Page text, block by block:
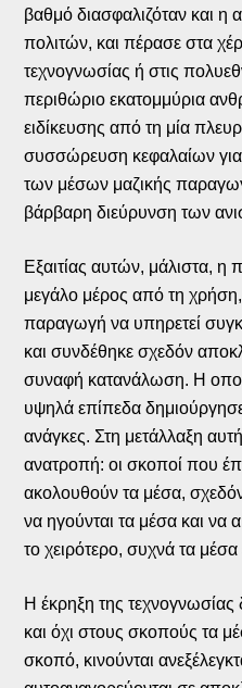
βαθμό διασφαλιζόταν και η
πολιτών, και πέρασε στα
τεχνογνωσίας ή στις
περιθώριο εκατομμύρια
ειδίκευσης από τη μία
συσσώρευση κεφαλαίων
των μέσων μαζικής
βάρβαρη διεύρυνση των
Εξαιτίας αυτών, μάλιστα,
μεγάλο μέρος από τη
παραγωγή να υπηρετεί
και συνδέθηκε σχεδόν
συναφή κατανάλωση. Η
υψηλά επίπεδα
ανάγκες. Στη μετάλλαξη
ανατροπή: οι σκοποί που
ακολουθούν τα μέσα,
να ηγούνται τα μέσα και να
το χειρότερο, συχνά τα
Η έκρηξη της τεχνογνωσίας
και όχι στους σκοπούς τα
σκοπό, κινούνται